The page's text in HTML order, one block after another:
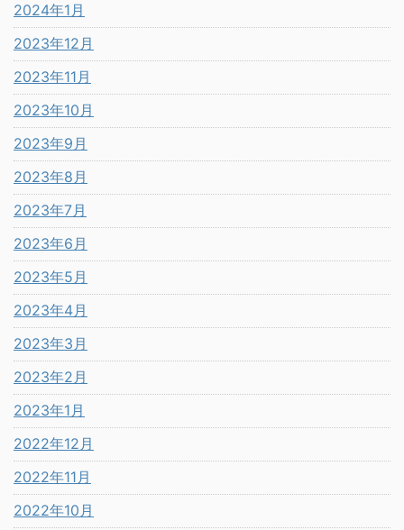
2024年1月
2023年12月
2023年11月
2023年10月
2023年9月
2023年8月
2023年7月
2023年6月
2023年5月
2023年4月
2023年3月
2023年2月
2023年1月
2022年12月
2022年11月
2022年10月